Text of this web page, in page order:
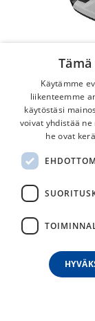
Lazer
suojaa
279,00
Käytämme
liikenteemme
käytöstäsi
voivat yhdistää
he ovat